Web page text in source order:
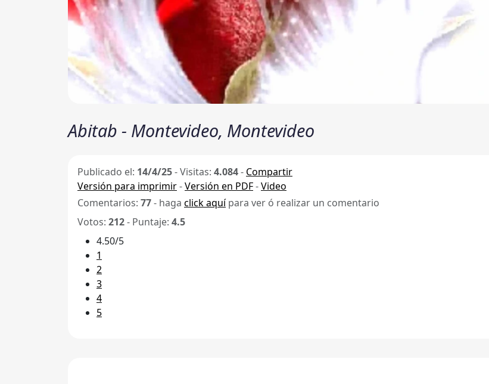
Abitab - Montevideo, Montevideo
Publicado el: 14/4/25-Visitas: 4.084- Compartir
Versión para imprimir-Versión en PDF-Video
Comentarios: 77- haga click aquípara ver ó realizar un comentario
Votos: 212- Puntaje: 4.5
4.50/5
1
2
3
4
5